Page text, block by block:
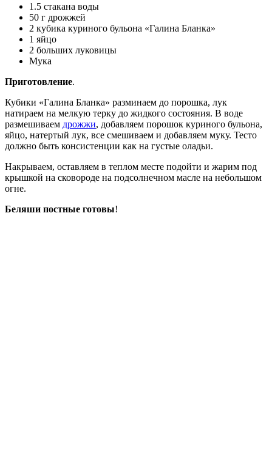
1.5 стакана воды
50 г дрожжей
2 кубика куриного бульона «Галина Бланка»
1 яйцо
2 больших луковицы
Мука
Приготовление.
Кубики «Галина Бланка» разминаем до порошка, лук
натираем на мелкую терку до жидкого состояния. В воде
размешиваем дрожжи, добавляем порошок куриного бульона,
яйцо, натертый лук, все смешиваем и добавляем муку. Тесто
должно быть консистенции как на густые оладьи.
Накрываем, оставляем в теплом месте подойти и жарим под
крышкой на сковороде на подсолнечном масле на небольшом
огне.
Беляши постные готовы!